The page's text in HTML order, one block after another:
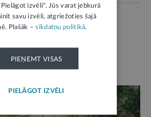
izvēli". Jūs varat jebkurā
savu izvēli, atgriežoties šajā
Plašāk –sīkdatņu politikā.
PIEŅEMT VISAS
PIELĀGOT IZVĒLI